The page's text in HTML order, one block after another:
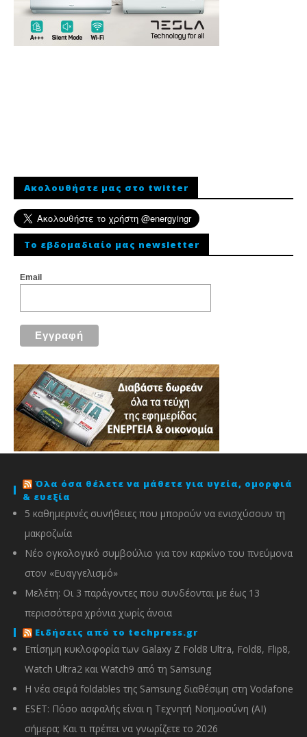
Ακολουθήστε μας στο twitter
To εβδομαδιαίο μας newsletter
Email
Όλα όσα θέλετε να μάθετε για υγεία, ομορφιά
& ευεξία
5 καθημερινές συνήθειες που μπορούν να ενισχύσουν τη
μακροζωία
Νέο ογκολογικό συμβούλιο για τον καρκίνο του πνεύμονα
στον «Ευαγγελισμό»
Μελέτη: Οι 3 παράγοντες που συνδέονται με έως 13
περισσότερα χρόνια χωρίς άνοια
Ειδήσεις από το techpress.gr
Επίσημη κυκλοφορία των Galaxy Z Fold8 Ultra, Fold8, Flip8,
Watch Ultra2 και Watch9 από τη Samsung
Η νέα σειρά foldables της Samsung διαθέσιμη στη Vodafone
ESET: Πόσο ασφαλής είναι η Τεχνητή Νοημοσύνη (AI)
σήμερα; Και τι πρέπει να γνωρίζετε το 2026